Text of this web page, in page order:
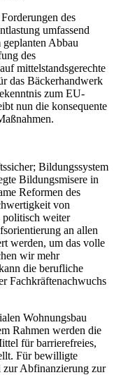
des
umfassend
Abbau
des
mittelstandsgerechte
das Bäckerhandwerk
zum EU-
nun die konsequente
Bildungssystem
Bildungsmisere in
Reformen des
von
politisch weiter
an allen
werden, um das volle
wir mehr
die berufliche
Fachkräftenachwuchs
Wohnungsbau
Rahmen werden die
für barrierefreies,
Für bewilligte
zur Abfinanzierung zur